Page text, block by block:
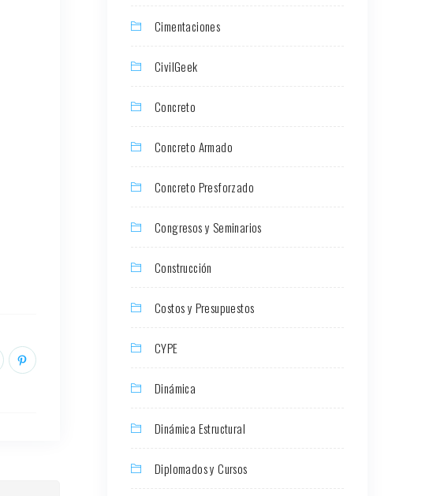
Cimentaciones
CivilGeek
Concreto
Concreto Armado
Concreto Presforzado
Congresos y Seminarios
Construcción
Costos y Presupuestos
CYPE
Dinámica
Dinámica Estructural
Diplomados y Cursos